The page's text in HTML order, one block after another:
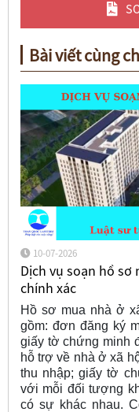
Bài viết cùng
10-07-2026
Dịch vụ soạn hồ sơ
chính xác
Hồ sơ mua nhà ở
gồm: đơn đăng ký
giấy tờ chứng minh
hỗ trợ về nhà ở xã
thu nhập; giấy tờ
với mỗi đối tượng
có sự khác nhau.